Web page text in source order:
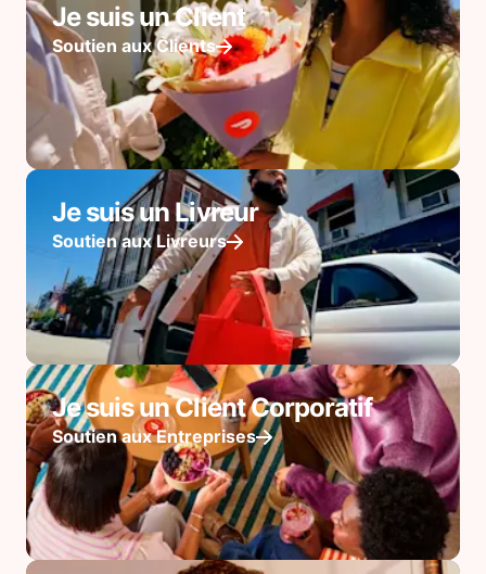
Je suis un Client
Soutien aux Clients
Je suis un Livreur
Soutien aux Livreurs
Je suis un Client Corporatif
Soutien aux Entreprises